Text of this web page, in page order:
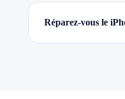
Réparez-vous le